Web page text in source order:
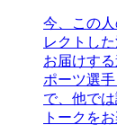
今、この
レクトし
お届けす
ポーツ選
で、他で
トークを